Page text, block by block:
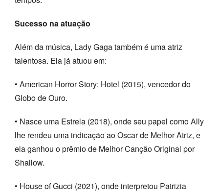
Sucesso na atuação
Além da música, Lady Gaga também é uma atriz
talentosa. Ela já atuou em:
• American Horror Story: Hotel (2015), vencedor do
Globo de Ouro.
• Nasce uma Estrela (2018), onde seu papel como Ally
lhe rendeu uma indicação ao Oscar de Melhor Atriz, e
ela ganhou o prêmio de Melhor Canção Original por
Shallow.
• House of Gucci (2021), onde interpretou Patrizia